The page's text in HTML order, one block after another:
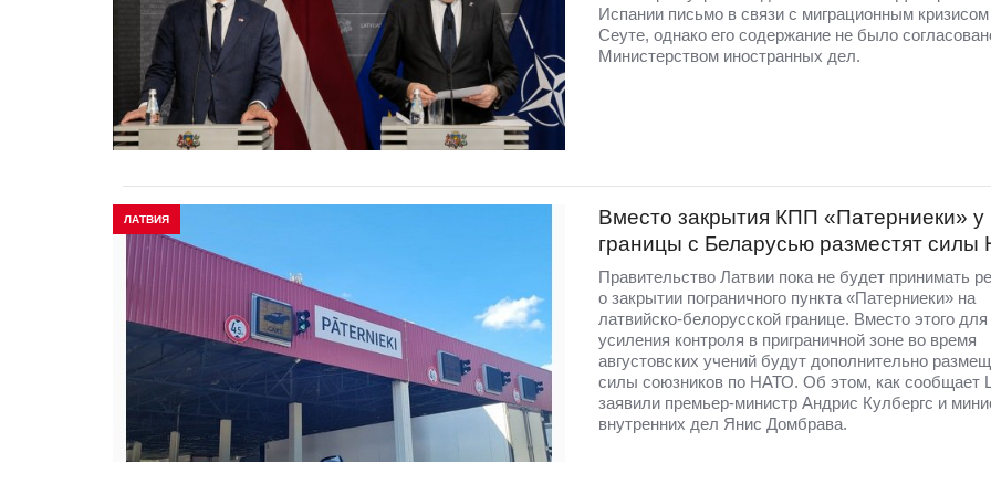
Испании письмо в связи с миграционным
Сеуте, однако его содержание не было
Министерством иностранных дел.
ЛАТВИЯ
Вместо закрытия КПП «Патерниеки» у
границы с Беларусью разместят
Правительство Латвии пока не будет принимать
о закрытии пограничного пункта «Патерниеки» на
латвийско-белорусской границе. Вместо этого для
усиления контроля в приграничной зоне во время
августовских учений будут дополнительно
силы союзников по НАТО. Об этом, как сообщает
заявили премьер-министр Андрис Кулбергс и
внутренних дел Янис Домбрава.